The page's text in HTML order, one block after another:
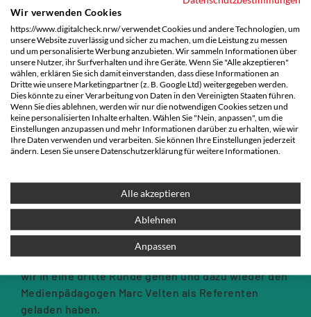
Ausschnitt aus dem Erklärvideo "Beleidigungen im
Netz - mache ich mich strafbar?"
Veranstaltung: „Digital geprägte Kinderwelten
verstehen“
Rahmen des Digitaltags 2026 bieten wir einen
Informations- und Diskussionsabend für Eltern,
pädagogische Fachkräfte und alle Interessierte an.
Die Veranstaltung hat bereits zwei mal
stattgefunden und stieß auf so viel Zuspruch, dass
wir in eine dritte Runde gehen und dazu wieder den
Medienpädagogen Marc Velten als Referenten
geladen haben.
Wir verwenden Cookies
https://www.digitalcheck.nrw/ verwendet Cookies und andere Technologien, um
unsere Website zuverlässig und sicher zu machen, um die Leistung zu messen
und um personalisierte Werbung anzubieten. Wir sammeln Informationen über
unsere Nutzer, ihr Surfverhalten und ihre Geräte. Wenn Sie "Alle akzeptieren"
wählen, erklären Sie sich damit einverstanden, dass diese Informationen an
Dritte wie unsere Marketingpartner (z. B. Google Ltd) weitergegeben werden.
Dies könnte zu einer Verarbeitung von Daten in den Vereinigten Staaten führen.
Wenn Sie dies ablehnen, werden wir nur die notwendigen Cookies setzen und
keine personalisierten Inhalte erhalten. Wählen Sie "Nein, anpassen", um die
Einstellungen anzupassen und mehr Informationen darüber zu erhalten, wie wir
Ihre Daten verwenden und verarbeiten. Sie können Ihre Einstellungen jederzeit
ändern. Lesen Sie unsere Datenschutzerklärung für weitere Informationen.
Alle akzeptieren
Ablehnen
Anpassen